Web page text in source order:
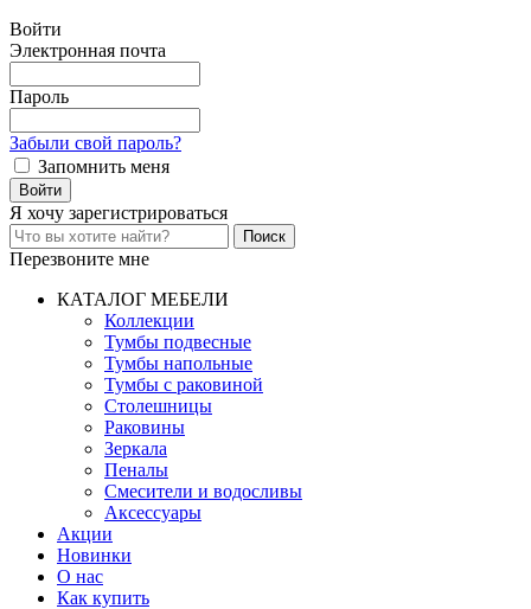
Войти
Электронная почта
Пароль
Забыли свой пароль?
Запомнить меня
Я хочу зарегистрироваться
Перезвоните мне
КАТАЛОГ МЕБЕЛИ
Коллекции
Тумбы подвесные
Тумбы напольные
Тумбы с раковиной
Столешницы
Раковины
Зеркала
Пеналы
Смесители и водосливы
Аксессуары
Акции
Новинки
О нас
Как купить